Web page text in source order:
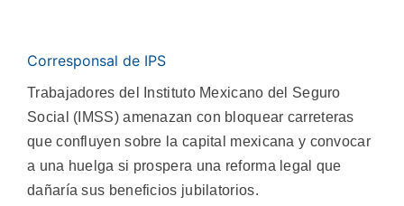
Corresponsal de IPS
Trabajadores del Instituto Mexicano del Seguro
Social (IMSS) amenazan con bloquear carreteras
que confluyen sobre la capital mexicana y convocar
a una huelga si prospera una reforma legal que
dañaría sus beneficios jubilatorios.